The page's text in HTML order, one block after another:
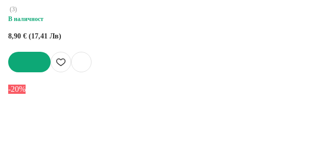
(3)
В наличност
8,90 € (17,41 Лв)
-20%